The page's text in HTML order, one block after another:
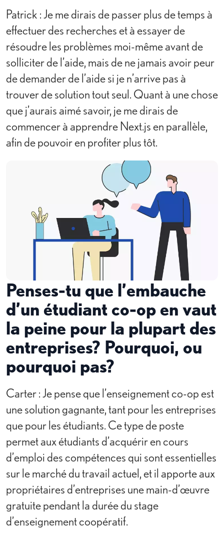
Patrick : Je me dirais de passer plus de temps à
effectuer des recherches et à essayer de
résoudre les problèmes moi-même avant de
solliciter de l’aide, mais de ne jamais avoir peur
de demander de l’aide si je n’arrive pas à
trouver de solution tout seul. Quant à une chose
que j’aurais aimé savoir, je me dirais de
commencer à apprendre Next.js en parallèle,
afin de pouvoir en profiter plus tôt.
Penses-tu que l’embauche
d’un étudiant co-op en vaut
la peine pour la plupart des
entreprises? Pourquoi, ou
pourquoi pas?
Carter : Je pense que l’enseignement co-op est
une solution gagnante, tant pour les entreprises
que pour les étudiants. Ce type de poste
permet aux étudiants d’acquérir en cours
d’emploi des compétences qui sont essentielles
sur le marché du travail actuel, et il apporte aux
propriétaires d’entreprises une main-d’œuvre
gratuite pendant la durée du stage
d’enseignement coopératif.